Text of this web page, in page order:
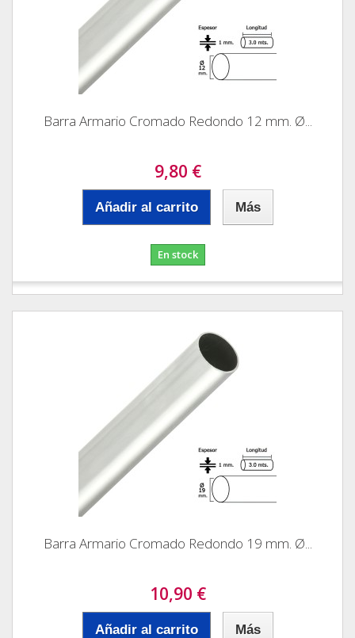
Barra Armario Cromado Redondo 12 mm. Ø...
9,80 €
Añadir al carrito Más
En stock
Barra Armario Cromado Redondo 19 mm. Ø...
10,90 €
Añadir al carrito Más